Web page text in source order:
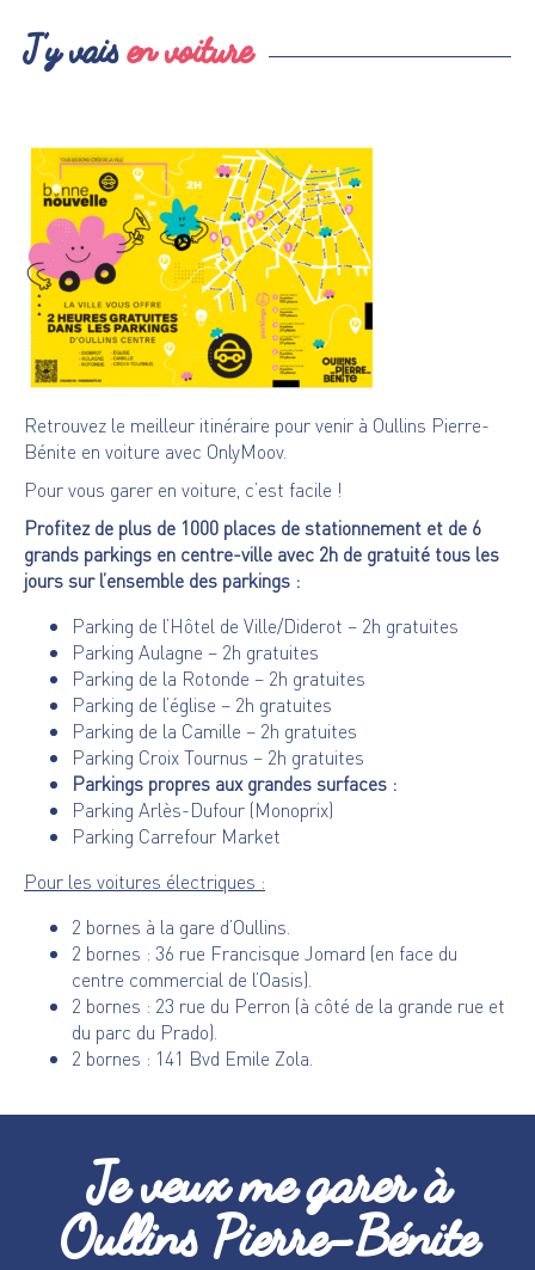
J’y vaisen voiture
Retrouvez le meilleur itinéraire pour venir à Oullins Pierre-
Bénite en voiture avec OnlyMoov.
Pour vous garer en voiture, c’est facile !
Profitez de plus de 1000 places de stationnement et de 6
grands parkings en centre-ville avec 2h de gratuité tous les
jours sur l’ensemble des parkings :
Parking de l’Hôtel de Ville/Diderot – 2h gratuites
Parking Aulagne – 2h gratuites
Parking de la Rotonde – 2h gratuites
Parking de l’église – 2h gratuites
Parking de la Camille – 2h gratuites
Parking Croix Tournus – 2h gratuites
Parkings propres aux grandes surfaces :
Parking Arlès-Dufour (Monoprix)
Parking Carrefour Market
Pour les voitures électriques :
2 bornes à la gare d’Oullins.
2 bornes : 36 rue Francisque Jomard (en face du
centre commercial de l’Oasis).
2 bornes : 23 rue du Perron (à côté de la grande rue et
du parc du Prado).
2 bornes : 141 Bvd Emile Zola.
Je veux me garer à
Oullins Pierre-Bénite